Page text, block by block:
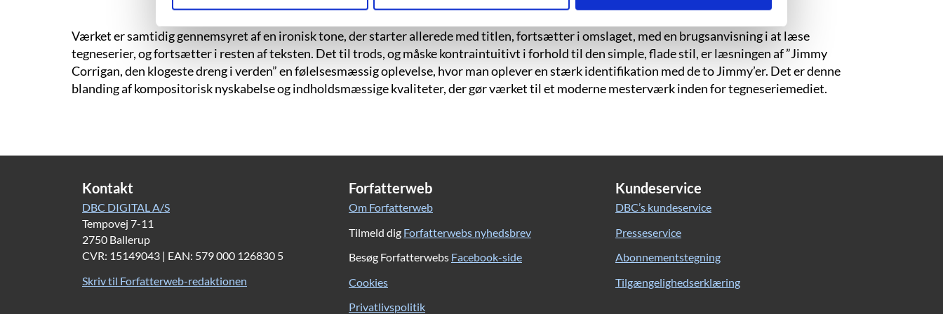
Værket er samtidig gennemsyret af en ironisk tone, der starter allerede med titlen, fortsætter i omslaget, med en brugsanvisning i at læse
tegneserier, og fortsætter i resten af teksten. Det til trods, og måske kontraintuitivt i forhold til den simple, flade stil, er læsningen af ”Jimmy
Corrigan, den klogeste dreng i verden” en følelsesmæssig oplevelse, hvor man oplever en stærk identifikation med de to Jimmy’er. Det er denne
blanding af kompositorisk nyskabelse og indholdsmæssige kvaliteter, der gør værket til et moderne mesterværk inden for tegneseriemediet.
Kontakt
DBC DIGITAL A/S
Tempovej 7-11
2750 Ballerup
CVR: 15149043 | EAN: 579 000 126830 5
Skriv til Forfatterweb-redaktionen
Forfatterweb
Om Forfatterweb
Tilmeld dig Forfatterwebs nyhedsbrev
Besøg Forfatterwebs Facebook-side
Cookies
Privatlivspolitik
Kundeservice
DBC’s kundeservice
Presseservice
Abonnementstegning
Tilgængelighedserklæring